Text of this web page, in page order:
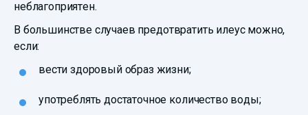
неблагоприятен.
В большинстве случаев предотвратить илеус можно,
если:
вести здоровый образ жизни;
употреблять достаточное количество воды;